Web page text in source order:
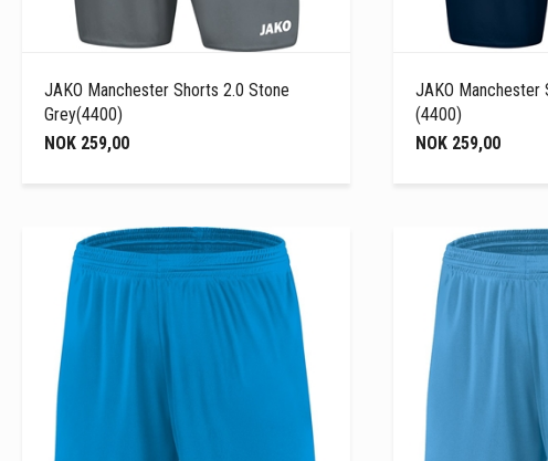
JAKO Manchester Shorts 2.0 Stone
Grey(4400)
NOK 259,00
JAKO Manchester
(4400)
NOK 259,00